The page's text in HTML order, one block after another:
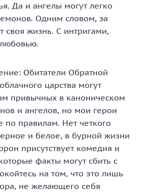
Да и ангелы могут легко
Одним словом, за
своя жизнь. С интригами,
Обитатели Обратной
царства могут
привычных в каноническом
и ангелов, но мои герои
по правилам. Нет четкого
и белое, в бурной жизни
присутствует комедия и
факты могут сбить с
на том, что это лишь
не желающего себя